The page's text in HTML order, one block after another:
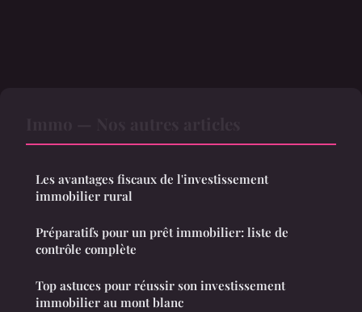
Les avantages fiscaux de l'investissement
immobilier rural
Préparatifs pour un prêt immobilier: liste de
contrôle complète
Top astuces pour réussir son investissement
immobilier au mont blanc